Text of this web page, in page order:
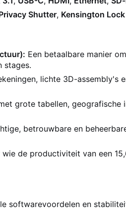
Shutter, Kensington Lock
Een betaalbare manier
stages.
lichte 3D-assembly's
grote tabellen,
betrouwbare en
wie de productiviteit van een
softwarevoordelen en